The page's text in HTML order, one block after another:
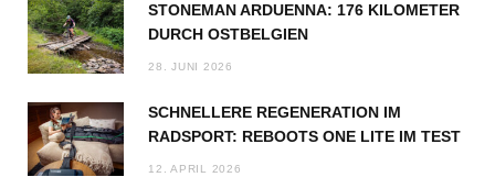
STONEMAN ARDUENNA: 176 KILOMETER
DURCH OSTBELGIEN
28. JUNI 2026
SCHNELLERE REGENERATION IM
RADSPORT: REBOOTS ONE LITE IM TEST
12. APRIL 2026